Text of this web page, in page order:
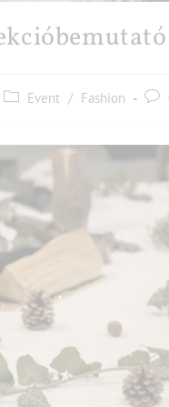
Event / Fashion